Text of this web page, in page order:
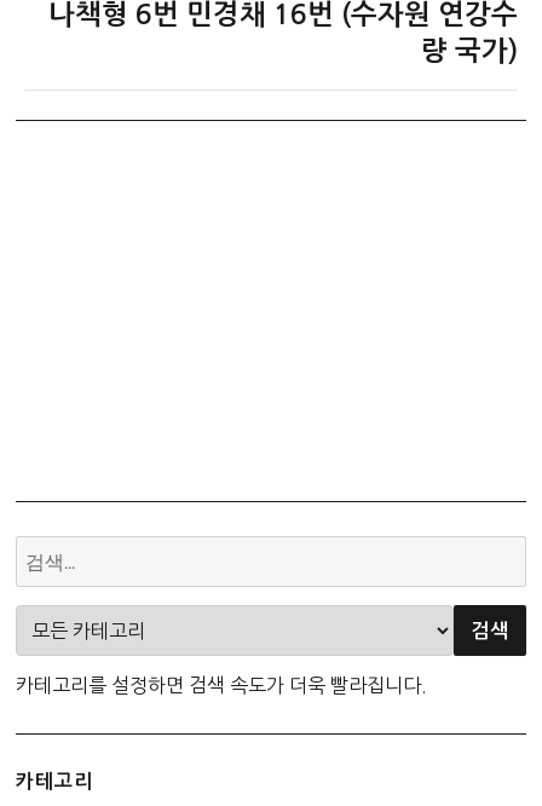
나책형 6번 민경채 16번 (수자원 연강수
량 국가)
카테고리를 설정하면 검색 속도가 더욱 빨라집니다.
카테고리